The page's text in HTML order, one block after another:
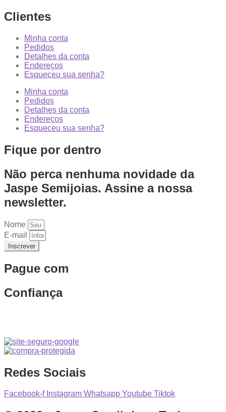
Clientes
Minha conta
Pedidos
Detalhes da conta
Endereços
Esqueceu sua senha?
Minha conta
Pedidos
Detalhes da conta
Endereços
Esqueceu sua senha?
Fique por dentro
Não perca nenhuma novidade da
Jaspe Semijoias. Assine a nossa
newsletter.
Nome
E-mail
Inscrever
Pague com
Confiança
Redes Sociais
Facebook-f Instagram Whatsapp Youtube Tiktok